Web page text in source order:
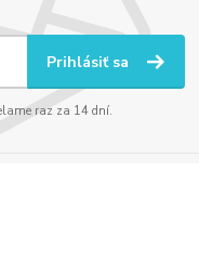
Prihlásiť sa
raz za 14 dní.